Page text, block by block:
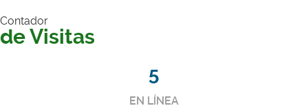
Contador
de Visitas
5
EN LÍNEA